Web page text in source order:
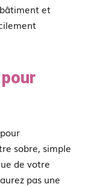
et
sobre, simple
de votre
pas une